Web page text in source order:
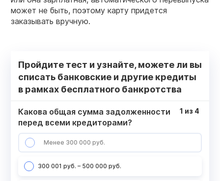
может не быть, поэтому карту придется
заказывать вручную.
Пройдите тест и узнайте, можете ли вы
списать банковские и другие кредиты
в рамках бесплатного банкротства
Какова общая сумма задолженности
перед всеми кредиторами?
Менее 300 000 руб.
300 001 руб. – 500 000 руб.
1 из 4